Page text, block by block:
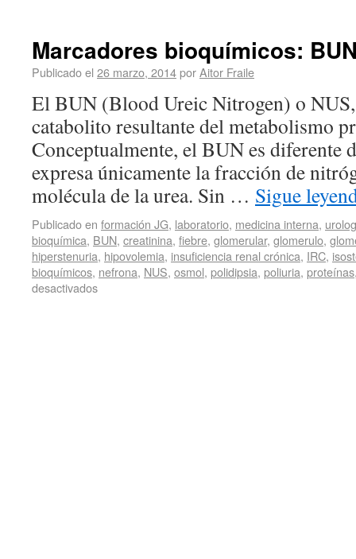
Marcadores bioquímicos:
Publicado el 26 marzo, 2014porAitor Fraile
El BUN (Blood Ureic Nitrogen) o NUS,
catabolito resultante del metabolismo
Conceptualmente, el BUN es diferente
expresa únicamente la fracción de
molécula de la urea. Sin … Sigue
Publicado en formación JG, laboratorio, medicina interna,
bioquímica, BUN, creatinina, fiebre, glomerular, glomerulo,
hiperstenuria, hipovolemia, insuficiencia renal crónica, IRC,
bioquímicos, nefrona, NUS, osmol, polidipsia, poliuria, proteínas
desactivados